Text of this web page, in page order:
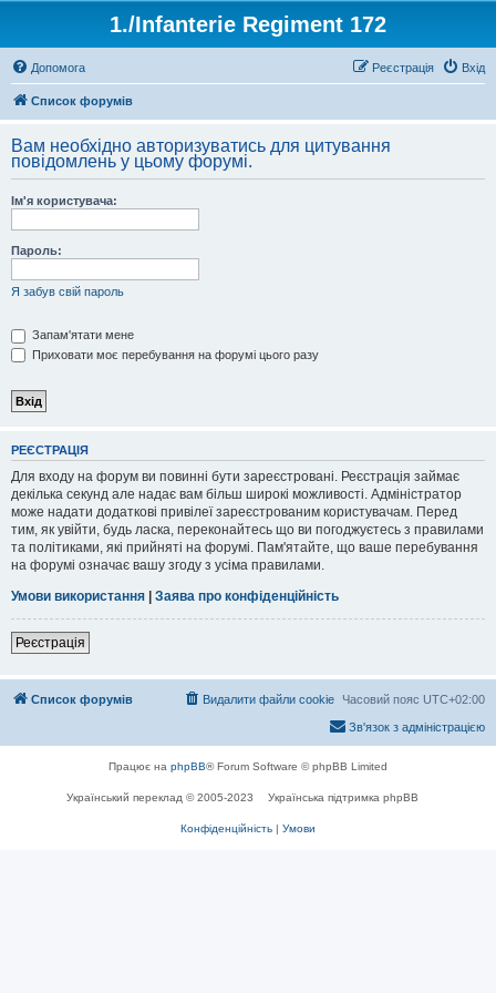
1./Infanterie Regiment 172
Допомога Вхід
Реєстрація
Список форумів
Вам необхідно авторизуватись для цитування
повідомлень у цьому форумі.
Ім'я користувача:
Пароль:
Я забув свій пароль
Запам'ятати мене
Приховати моє перебування на форумі цього разу
РЕЄСТРАЦІЯ
Для входу на форум ви повинні бути зареєстровані. Реєстрація займає
декілька секунд але надає вам більш широкі можливості. Адміністратор
може надати додаткові привілеї зареєстрованим користувачам. Перед
тим, як увійти, будь ласка, переконайтесь що ви погоджуєтесь з правилами
та політиками, які прийняті на форумі. Пам'ятайте, що ваше перебування
на форумі означає вашу згоду з усіма правилами.
Умови використання | Заява про конфіденційність
Реєстрація
Список форумів Часовий пояс UTC+02:00
Видалити файли cookie
Зв'язок з адміністрацією
Працює на phpBB® Forum Software © phpBB Limited
Український переклад © 2005-2023 Українська підтримка phpBB
Конфіденційність | Умови